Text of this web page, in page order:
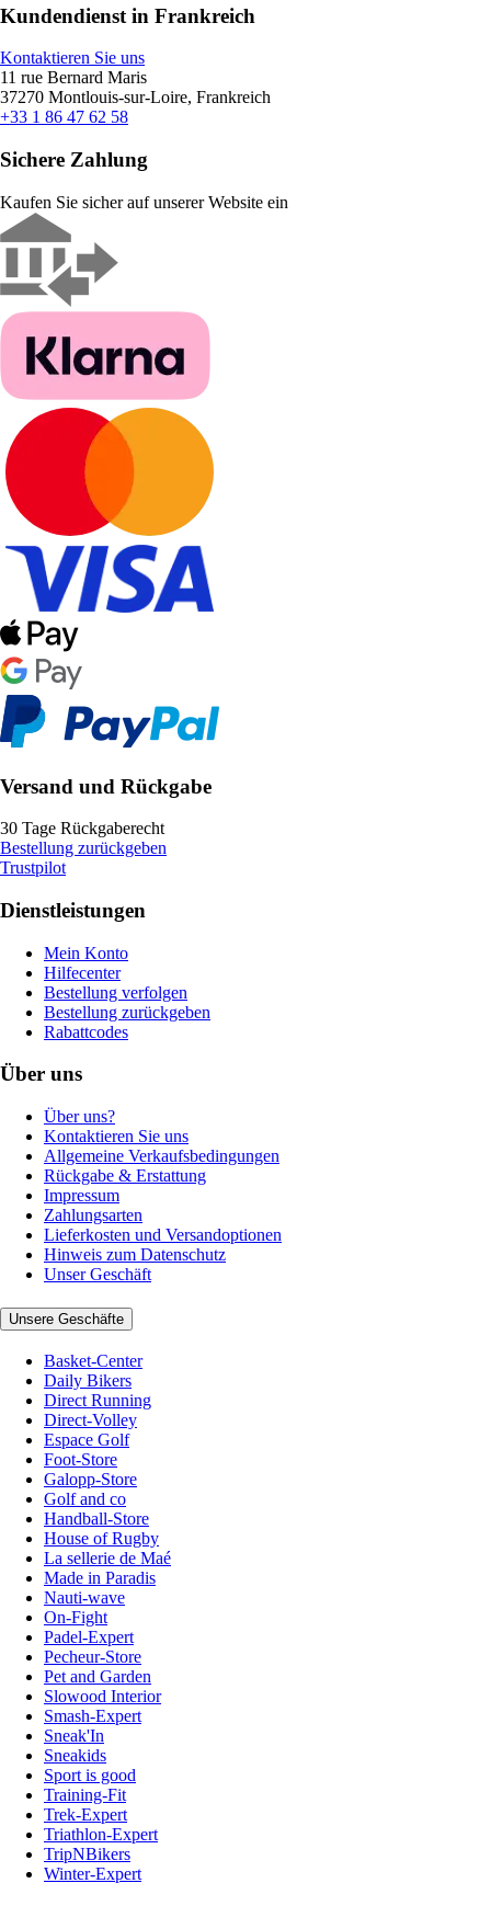
Kundendienst in Frankreich
Kontaktieren Sie uns
11 rue Bernard Maris
37270 Montlouis-sur-Loire, Frankreich
+33 1 86 47 62 58
Sichere Zahlung
Kaufen Sie sicher auf unserer Website ein
Versand und Rückgabe
30 Tage Rückgaberecht
Bestellung zurückgeben
Trustpilot
Dienstleistungen
Mein Konto
Hilfecenter
Bestellung verfolgen
Bestellung zurückgeben
Rabattcodes
Über uns
Über uns?
Kontaktieren Sie uns
Allgemeine Verkaufsbedingungen
Rückgabe & Erstattung
Impressum
Zahlungsarten
Lieferkosten und Versandoptionen
Hinweis zum Datenschutz
Unser Geschäft
Unsere Geschäfte
Basket-Center
Daily Bikers
Direct Running
Direct-Volley
Espace Golf
Foot-Store
Galopp-Store
Golf and co
Handball-Store
House of Rugby
La sellerie de Maé
Made in Paradis
Nauti-wave
On-Fight
Padel-Expert
Pecheur-Store
Pet and Garden
Slowood Interior
Smash-Expert
Sneak'In
Sneakids
Sport is good
Training-Fit
Trek-Expert
Triathlon-Expert
TripNBikers
Winter-Expert